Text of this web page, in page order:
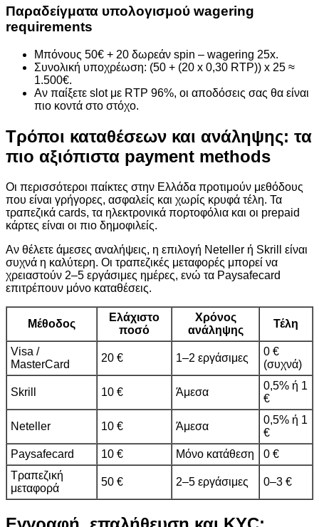
Παραδείγματα υπολογισμού wagering
requirements
Μπόνους 50€ + 20 δωρεάν spin – wagering 25x.
Συνολική υποχρέωση: (50 + (20 x 0,30 RTP)) x 25 ≈
1.500€.
Αν παίξετε slot με RTP 96%, οι αποδόσεις σας θα είναι
πιο κοντά στο στόχο.
Τρόποι καταθέσεων και ανάληψης: τα
πιο αξιόπιστα payment methods
Οι περισσότεροι παίκτες στην Ελλάδα προτιμούν μεθόδους
που είναι γρήγορες, ασφαλείς και χωρίς κρυφά τέλη. Τα
τραπεζικά cards, τα ηλεκτρονικά πορτοφόλια και οι prepaid
κάρτες είναι οι πιο δημοφιλείς.
Αν θέλετε άμεσες αναλήψεις, η επιλογή Neteller ή Skrill είναι
συχνά η καλύτερη. Οι τραπεζικές μεταφορές μπορεί να
χρειαστούν 2–5 εργάσιμες ημέρες, ενώ τα Paysafecard
επιτρέπουν μόνο καταθέσεις.
Μέθοδος
Ελάχιστο
ποσό
Χρόνος
ανάληψης
Τέλη
Visa /
MasterCard
20 € 1–2 εργάσιμες
0 €
(συχνά)
Skrill 10 € Άμεσα
0,5% ή 1
€
Neteller 10 € Άμεσα
0,5% ή 1
€
Paysafecard
10 € Μόνο κατάθεση
0 €
Τραπεζική
μεταφορά
50 € 2–5 εργάσιμες 0–3 €